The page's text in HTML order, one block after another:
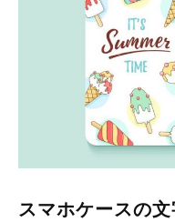
スマホケースの